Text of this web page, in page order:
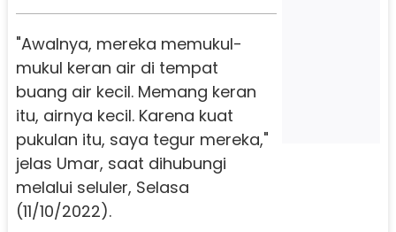
"Awalnya, mereka memukul-
mukul keran air di tempat
buang air kecil. Memang keran
itu, airnya kecil. Karena kuat
pukulan itu, saya tegur mereka,"
jelas Umar, saat dihubungi
melalui seluler, Selasa
(11/10/2022).